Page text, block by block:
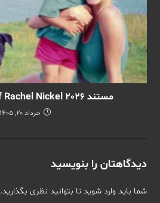
مستند The Murder of Rachel Nickel 2026
خرداد 20, 1405
دیدگاهتان را بنویسید
شما بایدوارد شویدتا بتوانید نظری بگذارید.